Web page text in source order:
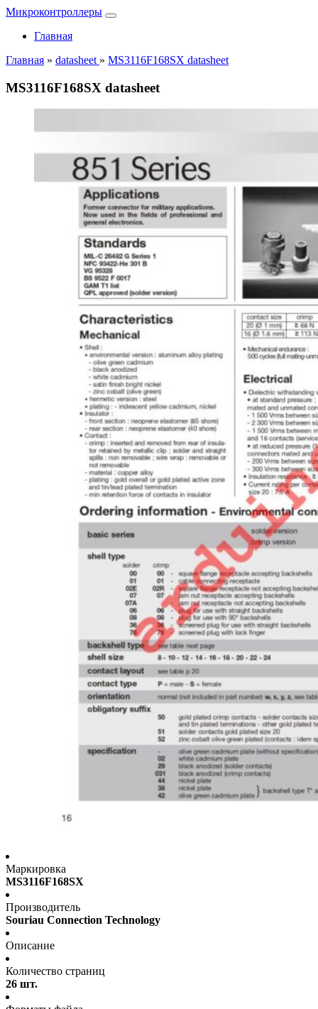
Микроконтроллеры
Главная
Главная » datasheet » MS3116F168SX datasheet
MS3116F168SX datasheet
Маркировка
MS3116F168SX
Производитель
Souriau Connection Technology
Описание
Количество страниц
26 шт.